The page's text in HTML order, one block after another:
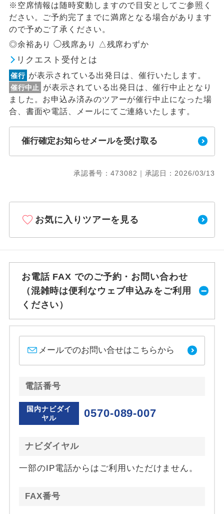
※空席情報は随時変動しますので目安としてご参照く
ださい。ご予約完了までに満席となる場合があります
ので予めご了承ください。
◎余裕あり ◯残席あり △残席わずか
リクエスト受付とは
催行 が表示されている出発日は、催行いたします。
催行中止
が表示されている出発日は、催行中止となり
ました。お申込み済みのツアーが催行中止になった場
合、書面や電話、メールにてご連絡いたします。
催行確定お知らせメールを受け取る
承認番号：473082｜承認日：2026/03/13
お気に入りツアーを見る
お電話 FAX でのご予約・お問い合わせ
（混雑時は便利なウェブ申込みをご利用
ください）
メールでのお問い合せはこちらから
電話番号
国内ナビダイ
ヤル
0570-089-007
ナビダイヤル
一部のIP電話からはご利用いただけません。
FAX番号